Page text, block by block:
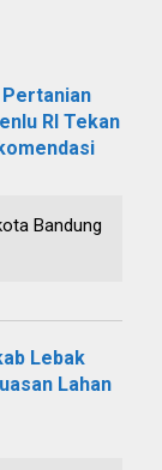
Pertanian
RI Tekan
Bandung
Lebak
Lahan